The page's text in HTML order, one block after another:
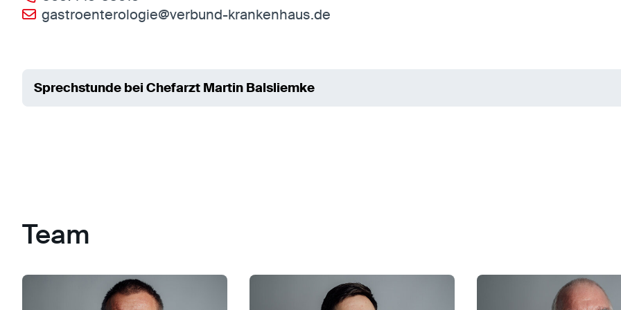
gastroenterologie@verbund-krankenhaus.de
Sprechstunde bei Chefarzt Martin Balsliemke
Team